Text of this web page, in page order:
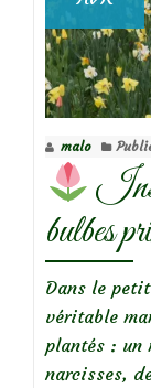
malo
bulbes
Dans le
véritable
plantés : un
narcisses,